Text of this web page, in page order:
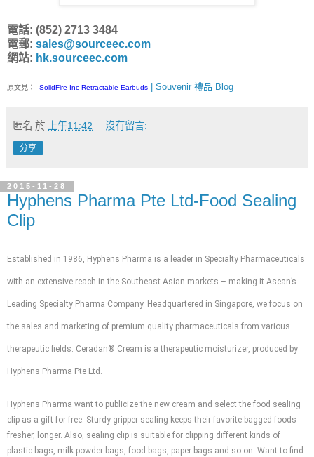
電話: (852) 2713 3484
電郵: sales@sourceec.com
網站: hk.sourceec.com
原文見： -SolidFire Inc-Retractable Earbuds | Souvenir 禮品 Blog
匿名 於 上午11:42 沒有留言:
分享
2015-11-28
Hyphens Pharma Pte Ltd-Food Sealing
Clip
Established in 1986, Hyphens Pharma is a leader in Specialty Pharmaceuticals
with an extensive reach in the Southeast Asian markets – making it Asean’s
Leading Specialty Pharma Company. Headquartered in Singapore, we focus on
the sales and marketing of premium quality pharmaceuticals from various
therapeutic fields. Ceradan® Cream is a therapeutic moisturizer, produced by
Hyphens Pharma Pte Ltd.
Hyphens Pharma want to publicize the new cream and select the food sealing
clip as a gift for free. Sturdy gripper sealing keeps their favorite bagged foods
fresher, longer. Also, sealing clip is suitable for clipping different kinds of
plastic bags, milk powder bags, food bags, paper bags and so on. Want to find